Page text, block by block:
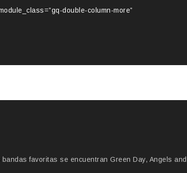
double-column-more”
favoritas se encuentran Green Day, Angels and